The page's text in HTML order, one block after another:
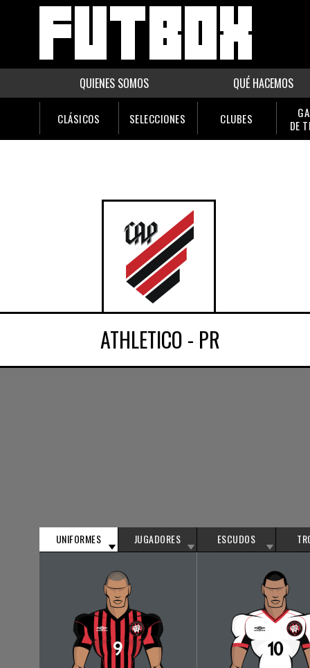
QUIENES SOMOS QUÉ HACEMOS
CLÁSICOS SELECCIONES CLUBES
DE
ATHLETICO - PR
UNIFORMES JUGADORES ESCUDOS